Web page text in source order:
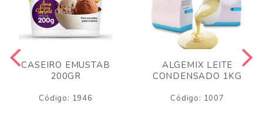
CASEIRO EMUSTAB
200GR
Código: 1946
ALGEMIX LEITE
CONDENSADO 1KG
Código: 1007